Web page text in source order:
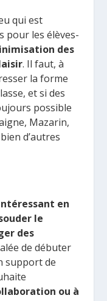
qui est
pour les élèves-
des
. Il faut, à
la forme
et si des
possible
Mazarin,
d’autres
en
le
des
de débuter
support de
ou à